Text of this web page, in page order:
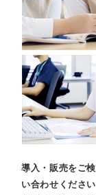
導入・販売をご
い合わせください